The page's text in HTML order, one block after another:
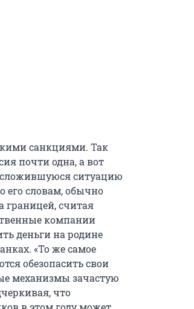
санкциями. Так
почти одна, а вот
сложившуюся ситуацию
его словам, обычно
границей, считая
компании
деньги на родине
«То же самое
обезопасить свои
механизмы зачастую
что